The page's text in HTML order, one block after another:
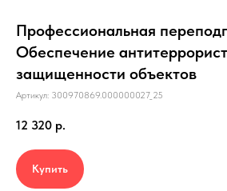
Профессиональная
Обеспечение
защищенности объектов
Артикул: 300970869.000000027_25
12 320 р.
Купить